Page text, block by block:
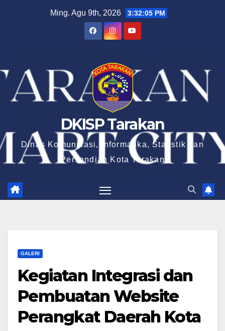
Ming. Agu 9th, 2026 3:32:06 PM
DKISP Tarakan
Dinas Komunikasi, Informatika, Statistik dan
Persandian Kota Tarakan
GALERI
Kegiatan Integrasi dan
Pembuatan Website
Perangkat Daerah Kota